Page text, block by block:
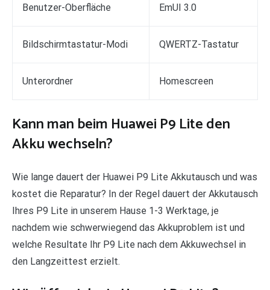
Benutzer-Oberfläche EmUI 3.0
Bildschirmtastatur-Modi QWERTZ-Tastatur
Unterordner Homescreen
Kann man beim Huawei P9 Lite den
Akku wechseln?
Wie lange dauert der Huawei P9 Lite Akkutausch und was
kostet die Reparatur? In der Regel dauert der Akkutausch
Ihres P9 Lite in unserem Hause 1-3 Werktage, je
nachdem wie schwerwiegend das Akkuproblem ist und
welche Resultate Ihr P9 Lite nach dem Akkuwechsel in
den Langzeittest erzielt.